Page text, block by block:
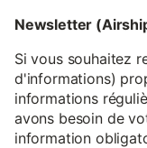
Newsletter
Si vous souhaitez
d'informations)
informations
avons besoin de
information